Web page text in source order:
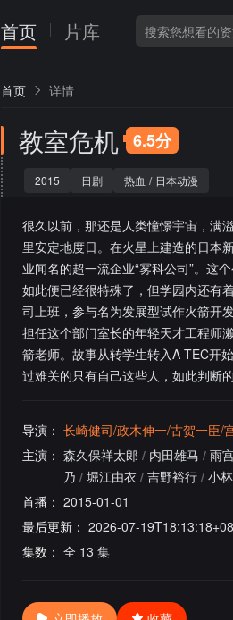
首页 片库
首页 详情
教室危机 6.5分
2015 日剧 热血 / 日本动漫
很久以前，那还是人类憧憬宇宙，满
里安定地度日。在火星上建造的日本
业闻名的超一流企业“雾科公司”。这
如此便已经很特殊了，但学园内还有
司上班，参与名为发展型试作火箭开
担任这个部门室长的年轻天才工程师
箭老师。故事从转学生转入A-TEC开
过难关的只有自己这些人，如此判
导演： 长崎健司/政木伸一/古贺一臣/
主演： 森久保祥太郎 / 内田雄马 / 雨
乃 / 堀江由衣 / 吉野裕行 / 小
首播： 2015-01-01
最后更新： 2026-07-
集数： 全 13 集